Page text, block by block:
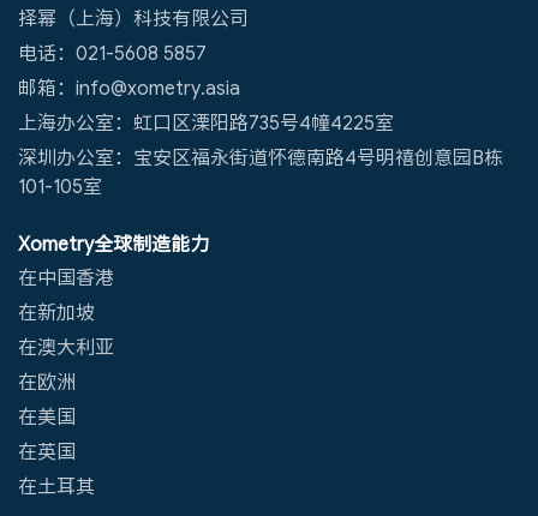
择幂（上海）科技有限公司
电话：021-5608 5857
邮箱：info@xometry.asia
上海办公室：虹口区溧阳路735号4幢4225室
深圳办公室：宝安区福永街道怀德南路4号明禧创意园B栋
101-105室
Xometry全球制造能力
在中国香港
在新加坡
在澳大利亚
在欧洲
在美国
在英国
在土耳其